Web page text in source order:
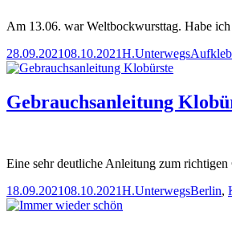
Am 13.06. war Weltbockwursttag. Habe ich
Veröffentlicht
am
28.09.202108.10.2021Autor
H.Kategorien
Unterwegs
Gebrauchsanleitung
Eine sehr deutliche Anleitung zum
Veröffentlicht
am
18.09.202108.10.2021Autor
H.Kategorien
UnterwegsBerlin,